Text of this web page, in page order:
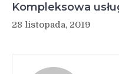
Kompleksowa
28 listopada, 2019